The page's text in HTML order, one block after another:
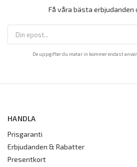
Få våra bästa erbjudanden
De uppgifter du matar in kommer endast
HANDLA
Prisgaranti
Erbjudanden & Rabatter
Presentkort